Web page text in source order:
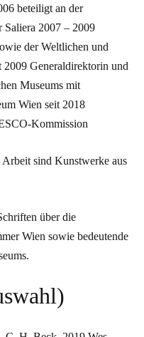
beteiligt an der
Saliera 2007 – 2009
der Weltlichen und
2009 Generaldirektorin und
Museums mit
Wien seit 2018
Kommission
sind Kunstwerke aus
über die
Wien sowie bedeutende